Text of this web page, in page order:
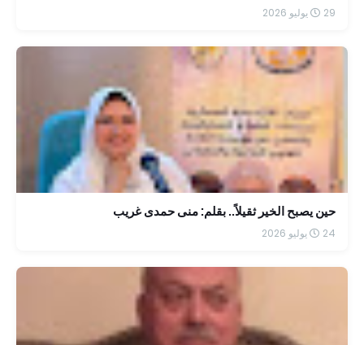
29 يوليو 2026
حين يصبح الخير ثقيلاً.. بقلم: منى حمدى غريب
24 يوليو 2026